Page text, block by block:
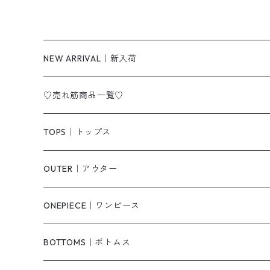
NEW ARRIVAL｜新入荷
♡売れ筋商品一覧♡
TOPS｜トップス
Tシャツ/カットソー
シャツ/ブラウス
ベスト/チョッキ
OUTER｜アウター
ジャケット/ブルゾン
コート
ONEPIECE｜ワンピース
柄
BOTTOMS｜ボトムス